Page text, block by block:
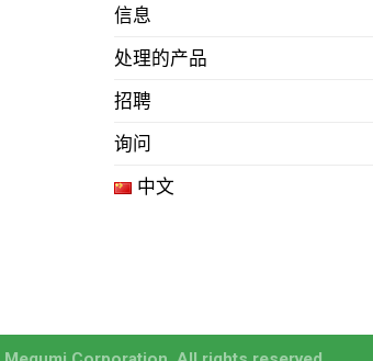
信息
处理的产品
招聘
询问
中文